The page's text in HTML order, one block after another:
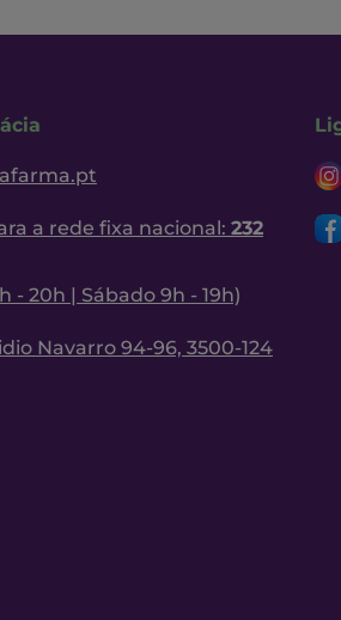
a rede fixa nacional: 232
- 20h | Sábado 9h - 19h)
Navarro 94-96, 3500-124